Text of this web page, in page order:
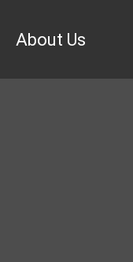
About Us